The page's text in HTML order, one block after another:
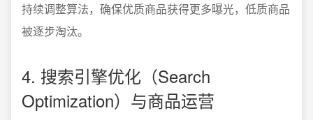
持续调整算法，确保优质商品获得更多曝光，低质商品
被逐步淘汰。
4. 搜索引擎优化（Search
Optimization）与商品运营